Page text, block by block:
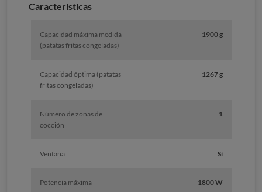
Características
Capacidad máxima medida
(patatas fritas congeladas)
1900 g
Capacidad óptima (patatas
fritas congeladas)
1267 g
Número de zonas de
cocción
1
Ventana Sí
Potencia máxima 1800 W